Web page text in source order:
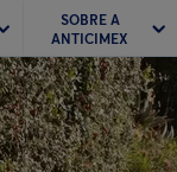
SOBRE A
ANTICIMEX